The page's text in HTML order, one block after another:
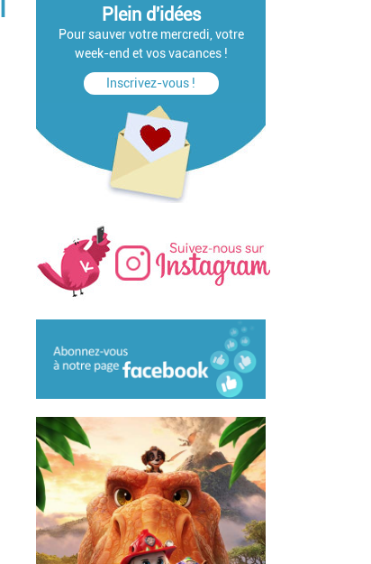
Plein d'idées
Pour sauver votre mercredi, votre
week-end et vos vacances !
Inscrivez-vous !